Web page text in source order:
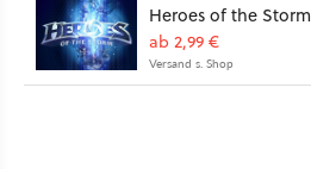
Heroes of the Storm
ab 2,99 €
Versand s. Shop